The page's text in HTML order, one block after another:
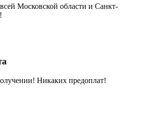
Московской области и Санкт-
Никаких предоплат!